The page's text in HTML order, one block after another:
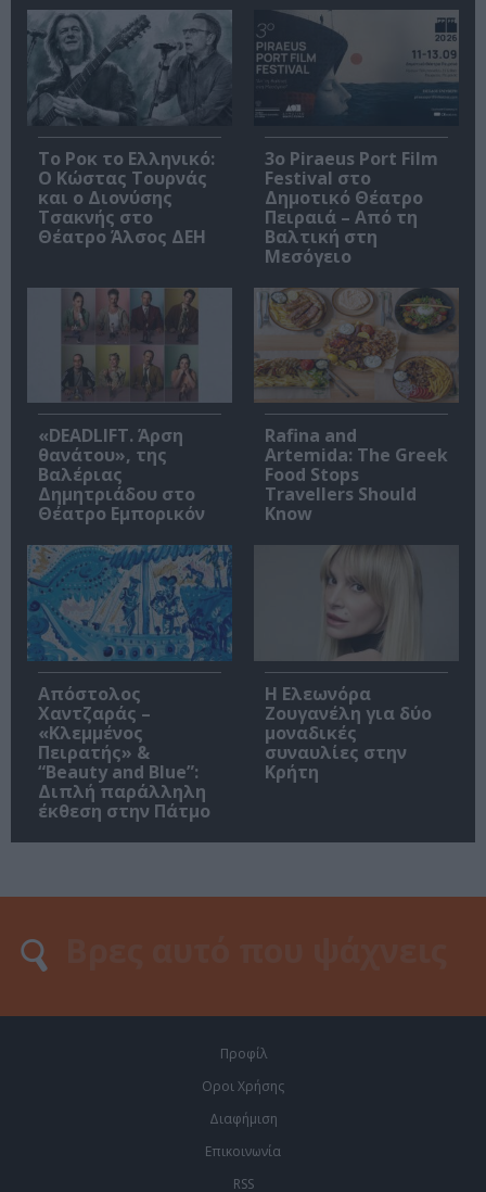
Το Ροκ το Ελληνικό:
Ο Κώστας Τουρνάς
και ο Διονύσης
Τσακνής στο
Θέατρο Άλσος ΔΕΗ
3o Piraeus Port Film
Festival στο
Δημοτικό Θέατρο
Πειραιά – Από τη
Βαλτική στη
Μεσόγειο
«DEADLIFT. Άρση
θανάτου», της
Βαλέριας
Δημητριάδου στο
Θέατρο Εμπορικόν
Rafina and
Artemida: The Greek
Food Stops
Travellers Should
Know
Απόστολος
Χαντζαράς –
«Κλεμμένος
Πειρατής» &
“Beauty and Blue”:
Διπλή παράλληλη
έκθεση στην Πάτμο
Η Ελεωνόρα
Ζουγανέλη για δύο
μοναδικές
συναυλίες στην
Κρήτη
Προφίλ
Οροι Χρήσης
Διαφήμιση
Επικοινωνία
RSS